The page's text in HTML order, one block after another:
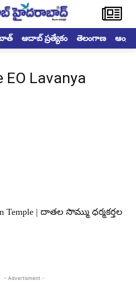
ఆదాబ్ ప్రత్యేకం తెలంగాణ
EO Lavanya
Temple | దాతల సొమ్ము ధర్మకర్తల
- Advertisment -